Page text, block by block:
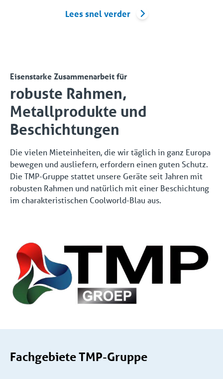
Lees snel verder
Eisenstarke Zusammenarbeit für
robuste Rahmen,
Metallprodukte und
Beschichtungen
Die vielen Mieteinheiten, die wir täglich in ganz Europa
bewegen und ausliefern, erfordern einen guten Schutz.
Die TMP-Gruppe stattet unsere Geräte seit Jahren mit
robusten Rahmen und natürlich mit einer Beschichtung
im charakteristischen Coolworld-Blau aus.
Fachgebiete TMP-Gruppe